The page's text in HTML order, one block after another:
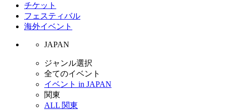
チケット
フェスティバル
海外イベント
JAPAN
ジャンル選択
全てのイベント
イベント in JAPAN
関東
ALL 関東